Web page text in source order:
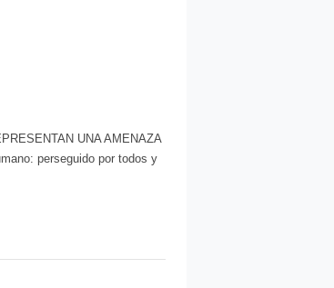
UNA AMENAZA
perseguido por todos y